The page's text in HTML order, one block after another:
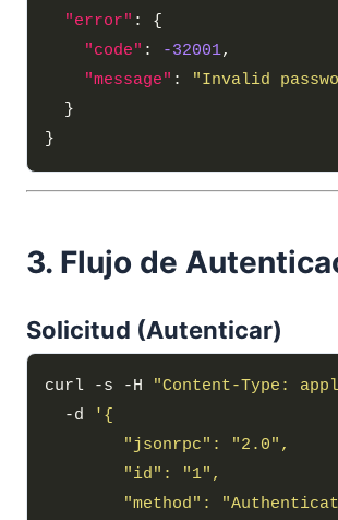
"error"
"code" : -32001
"message" :
"Invalid
3. Flujo de
Solicitud (Autenticar)
curl -s -H "Content-Type:
  -d